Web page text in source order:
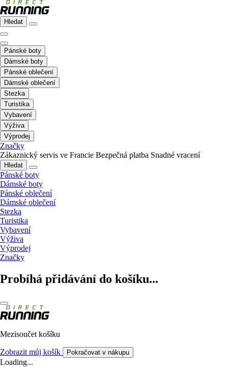
Hledat
Pánské boty
Dámské boty
Pánské oblečení
Dámské oblečení
Stezka
Turistika
Vybavení
Výživa
Výprodej
Značky
Zákaznický servis ve Francie Bezpečná platba Snadné vracení
Hledat
Pánské boty
Dámské boty
Pánské oblečení
Dámské oblečení
Stezka
Turistika
Vybavení
Výživa
Výprodej
Značky
Probíhá přidávání do košíku...
Mezisoučet košíku
Zobrazit můj košík Pokračovat v nákupu
Loading...